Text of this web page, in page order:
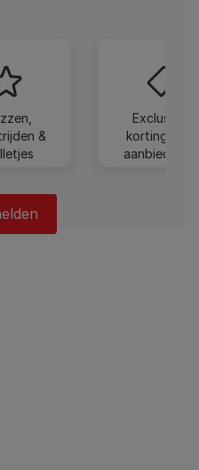
&
Exclusieve
kortingen en